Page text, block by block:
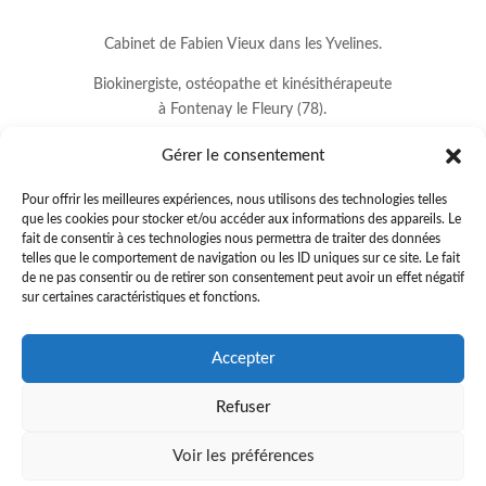
Gérer le consentement
Pour offrir les meilleures expériences, nous utilisons des technologies telles
que les cookies pour stocker et/ou accéder aux informations des appareils. Le
fait de consentir à ces technologies nous permettra de traiter des données
telles que le comportement de navigation ou les ID uniques sur ce site. Le fait
de ne pas consentir ou de retirer son consentement peut avoir un effet négatif
sur certaines caractéristiques et fonctions.
Accepter
Refuser
Voir les préférences
Cabinet de Fabien Vieux dans les Yvelines.
Biokinergiste, ostéopathe et kinésithérapeute
à Fontenay le Fleury (78).
78330 FONTENAY LE FLEURY
01.34.60.37.33